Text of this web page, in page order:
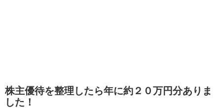
株主優待を整理したら年に約２０万円分ありま
した！